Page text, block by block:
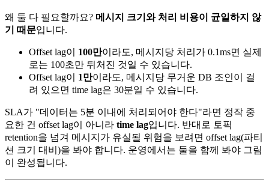
왜 둘 다 필요할까요? 메시지 크기와 처리 비용이 균일하지 않
기 때문입니다.
Offset lag이 100만이라도, 메시지당 처리가 0.1ms면 실제
로는 100초만 뒤처진 것일 수 있습니다.
Offset lag이 1만이라도, 메시지당 무거운 DB 조인이 걸
려 있으면 time lag은 30분일 수 있습니다.
SLA가 "데이터는 5분 이내에 처리되어야 한다"라면 정작 중
요한 건 offset lag이 아니라 time lag입니다. 반대로 토픽
retention을 넘겨 메시지가 유실될 위험을 보려면 offset lag(파티
션 크기 대비)을 봐야 합니다. 운영에서는 둘을 함께 봐야 그림
이 완성됩니다.